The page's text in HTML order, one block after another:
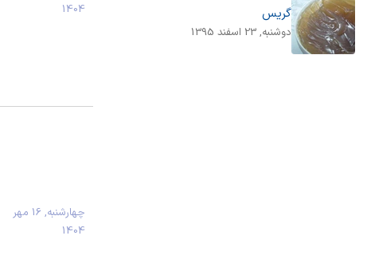
گریس
دوشنبه, 23 اسفند 1395
1404
چهارشنبه, 16 مهر
1404